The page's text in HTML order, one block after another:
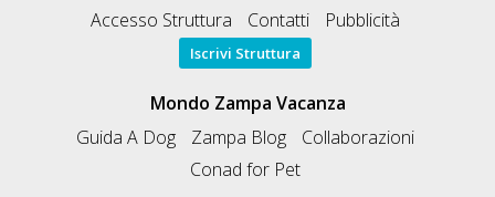
Accesso Struttura
Contatti Pubblicità
Iscrivi Struttura
Mondo Zampa Vacanza
Guida A Dog
Zampa Blog
Collaborazioni
Conad for Pet